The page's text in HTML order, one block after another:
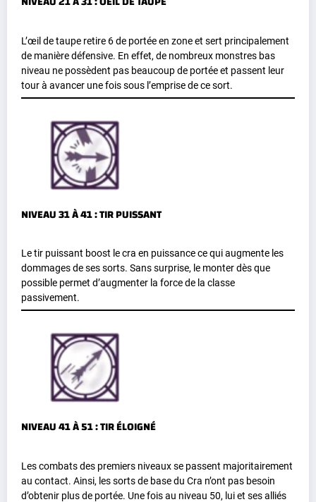
L’œil de taupe retire 6 de portée en zone et sert principalement
de manière défensive. En effet, de nombreux monstres bas
niveau ne possèdent pas beaucoup de portée et passent leur
tour à avancer une fois sous l’emprise de ce sort.
NIVEAU 31 À 41 : TIR PUISSANT
Le tir puissant boost le cra en puissance ce qui augmente les
dommages de ses sorts. Sans surprise, le monter dès que
possible permet d’augmenter la force de la classe
passivement.
NIVEAU 41 À 51 : TIR ÉLOIGNÉ
Les combats des premiers niveaux se passent majoritairement
au contact. Ainsi, les sorts de base du Cra n’ont pas besoin
d’obtenir plus de portée. Une fois au niveau 50, lui et ses alliés